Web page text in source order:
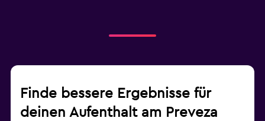
Finde bessere Ergebnisse für
deinen Aufenthalt am Preveza